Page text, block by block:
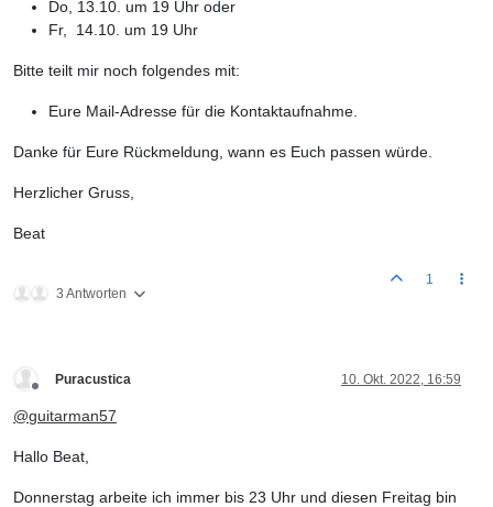
Do, 13.10. um 19 Uhr oder
Fr, 14.10. um 19 Uhr
Bitte teilt mir noch folgendes mit:
Eure Mail-Adresse für die Kontaktaufnahme.
Danke für Eure Rückmeldung, wann es Euch passen würde.
Herzlicher Gruss,
Beat
3 Antworten
1
Offline
Puracustica 10. Okt. 2022, 16:59
@guitarman57
Hallo Beat,
Donnerstag arbeite ich immer bis 23 Uhr und diesen Freitag bin